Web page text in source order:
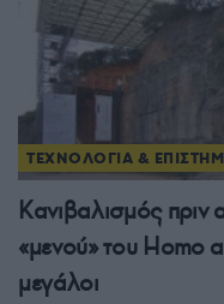
ΤΕΧΝΟΛΟΓΙΑ &
Κανιβαλισμός
«μενού» του Homo
μεγάλοι